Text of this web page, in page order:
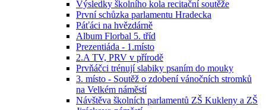
Výsledky školního kola recitační soutěže
První schůzka parlamentu Hradecka
Páťáci na hvězdárně
Album Florbal 5. tříd
Prezentiáda - 1.místo
2.A TV, PRV v přírodě
Prvňáčci trénují slabiky psaním do mouky
3. místo - Soutěž o zdobení vánočních stromků
na Velkém náměstí
Návštěva školních parlamentů ZŠ Kukleny a ZŠ